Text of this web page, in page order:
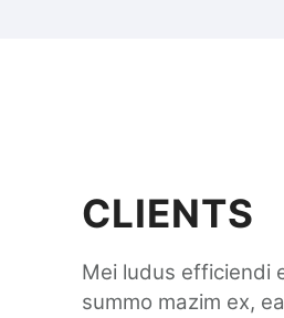
CLIENTS
Mei ludus efficiendi
summo mazim ex,